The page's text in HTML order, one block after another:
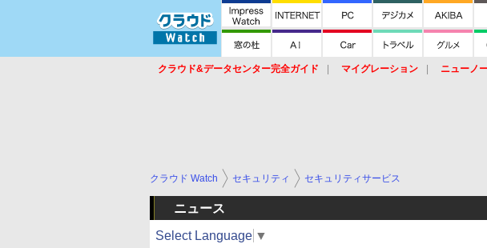
クラウド&データセンター完全ガイド マイグレーション ニューノ
クラウド Watch セキュリティ セキュリティサービス
ニュース
Select Language ▼